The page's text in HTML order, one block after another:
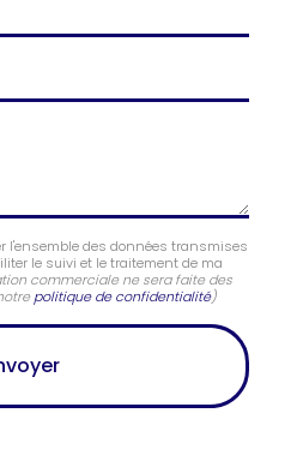
l'ensemble des données transmises
le suivi et le traitement de ma
commerciale ne sera faite des
politique de confidentialité)